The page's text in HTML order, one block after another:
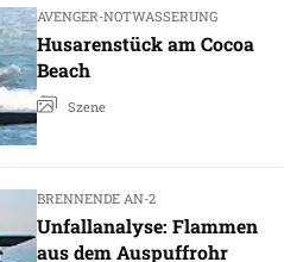
AVENGER-NOTWASSERUNG
Husarenstück am Cocoa
Beach
Szene
BRENNENDE AN-2
Unfallanalyse: Flammen
aus dem Auspuffrohr